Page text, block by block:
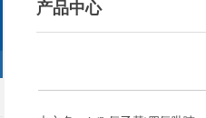
产品中心